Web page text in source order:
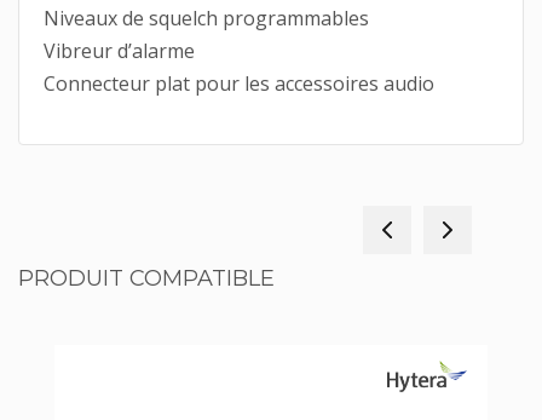
Niveaux de squelch programmables
Vibreur d’alarme
Connecteur plat pour les accessoires audio
PRODUIT COMPATIBLE